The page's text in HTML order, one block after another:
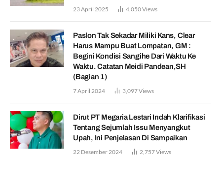
23 April 2025 4,050Views
Paslon Tak Sekadar Miliki Kans, Clear
Harus Mampu Buat Lompatan, GM :
Begini Kondisi Sangihe Dari Waktu Ke
Waktu. Catatan Meidi Pandean,SH
(Bagian 1)
7 April 2024 3,097Views
Dirut PT Megaria Lestari Indah Klarifikasi
Tentang Sejumlah Issu Menyangkut
Upah, Ini Penjelasan Di Sampaikan
22 Desember 2024 2,757Views